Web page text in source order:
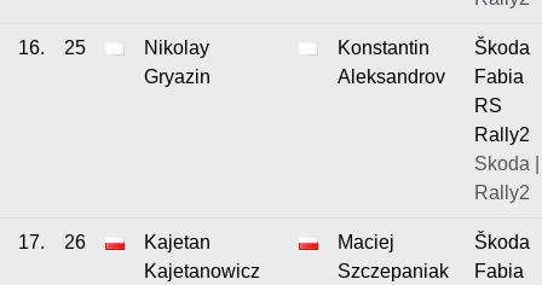
16. 25
Nikolay
Gryazin
Konstantin
Aleksandrov
Škoda
Fabia
RS
Rally2
Skoda |
Rally2
17. 26
Kajetan
Kajetanowicz
Maciej
Szczepaniak
Škoda
Fabia